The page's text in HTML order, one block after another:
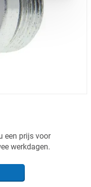
een prijs voor
werkdagen.